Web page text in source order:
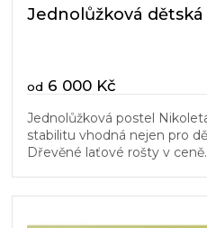
Jednolůžková
od 6 000 Kč
Jednolůžková postel
stabilitu vhodná nejen pro
Dřevěné laťové rošty v